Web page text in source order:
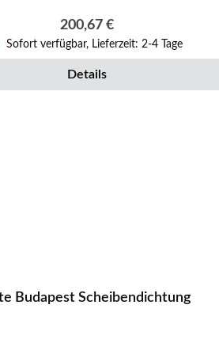
Regulärer Preis:
200,67 €
Sofort verfügbar, Lieferzeit: 2-4 Tage
Details
Budapest Scheibendichtung